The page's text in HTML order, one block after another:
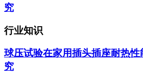
究
行业知识
球压试验在家用插头插座耐热
究